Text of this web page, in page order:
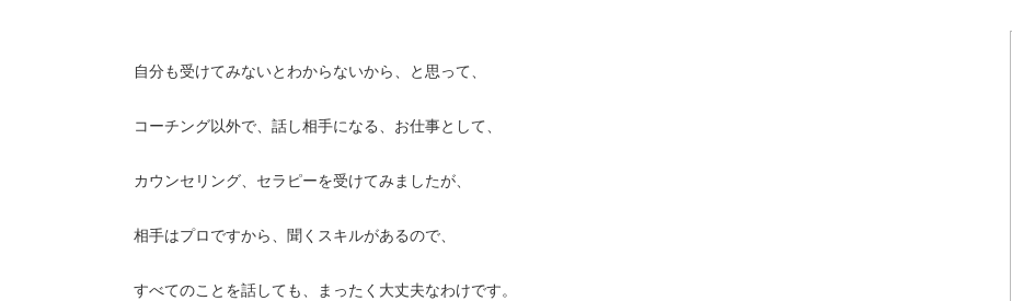
自分も受けてみないとわからないから、と思って、
コーチング以外で、話し相手になる、お仕事として、
カウンセリング、セラピーを受けてみましたが、
相手はプロですから、聞くスキルがあるので、
すべてのことを話しても、まったく大丈夫なわけです。